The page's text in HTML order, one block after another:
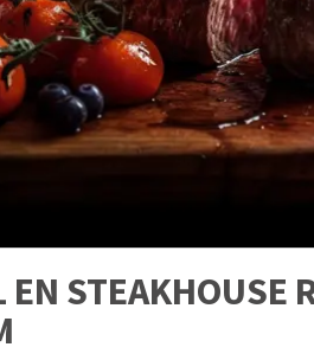
EN STEAKHOUSE